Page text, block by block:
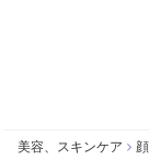
美容、スキンケア